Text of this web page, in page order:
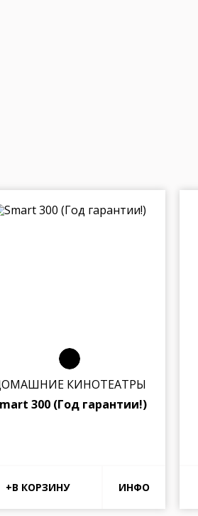
КИНОТЕАТРЫ
300 (Год гарантии!)
ИНФО